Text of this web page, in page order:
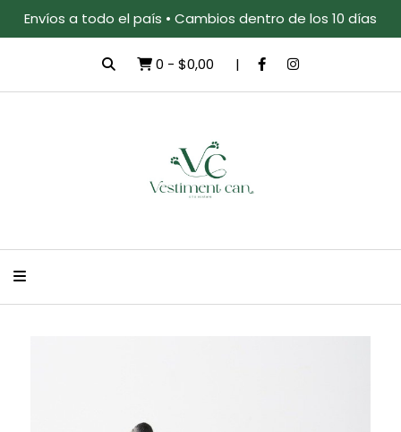
Envíos a todo el país • Cambios dentro de los 10 días
0 - $0,00